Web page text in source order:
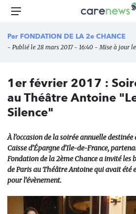
Aller
principal
Carenews,
média
des
l'engagement
Menu
Par FONDATION DE LA 2e CHANCE
- Publié le 28 mars 2017 - 16:40 - Mise à jour
1er février 2017 :
au Théâtre Antoine
Silence"
À l’occasion de la soirée annuelle
Caisse d’Épargne d’Ile-de-France,
Fondation de la 2ème Chance a invité les
de Paris au Théâtre Antoine qui avait été
pour l’évènement.